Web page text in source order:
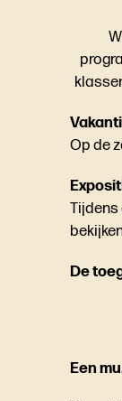
Op de
De
Een